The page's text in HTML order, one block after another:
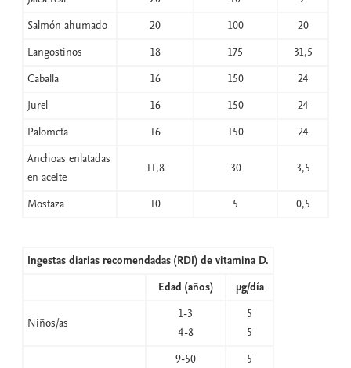
Salmón ahumado
20 100
20
Langostinos
18 175
31,5
Caballa
16 150
24
Jurel
16 150
24
Palometa
16 150
24
Anchoas enlatadas
en aceite
11,8 30 3,5
Mostaza 10 5 0,5
Ingestas diarias recomendadas (RDI) de vitamina D.
Edad (años)
µg/día
Niños/as
1-3
4-8
5
5
9-50
5